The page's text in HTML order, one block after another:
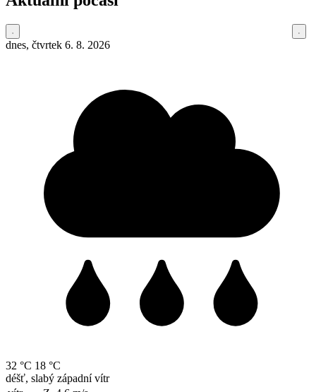
dnes, čtvrtek 6. 8. 2026
32 °C 18 °C
déšť, slabý západní vítr